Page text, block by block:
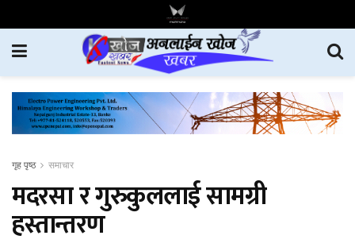
गृह पृष्ठ समाचार
मदरसा र गुरुकुललाई सामग्री
हस्तान्तरण